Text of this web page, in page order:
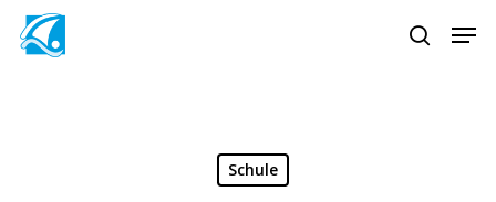
Skip
search
Schule